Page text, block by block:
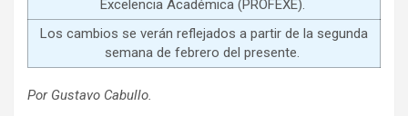
Excelencia Académica (PROFEXE).
Los cambios se verán reflejados a partir de la segunda
semana de febrero del presente.
Por Gustavo Cabullo.